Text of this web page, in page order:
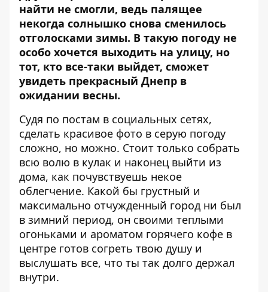
найти не смогли, ведь палящее
некогда солнышко снова сменилось
отголосками зимы. В такую погоду не
особо хочется выходить на улицу, но
тот, кто все-таки выйдет, сможет
увидеть прекрасный Днепр в
ожидании весны.
Судя по постам в социальных сетях,
сделать красивое фото в серую погоду
сложно, но можно. Стоит только собрать
всю волю в кулак и наконец выйти из
дома, как почувствуешь некое
облегчение. Какой бы грустный и
максимально отчужденный город ни был
в зимний период, он своими теплыми
огоньками и ароматом горячего кофе в
центре готов согреть твою душу и
выслушать все, что ты так долго держал
внутри.